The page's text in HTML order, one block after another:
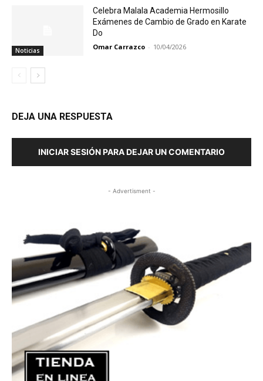
Noticias
Celebra Malala Academia Hermosillo
Exámenes de Cambio de Grado en Karate
Do
Omar Carrazco - 10/04/2026
DEJA UNA RESPUESTA
INICIAR SESIÓN PARA DEJAR UN COMENTARIO
- Advertisment -